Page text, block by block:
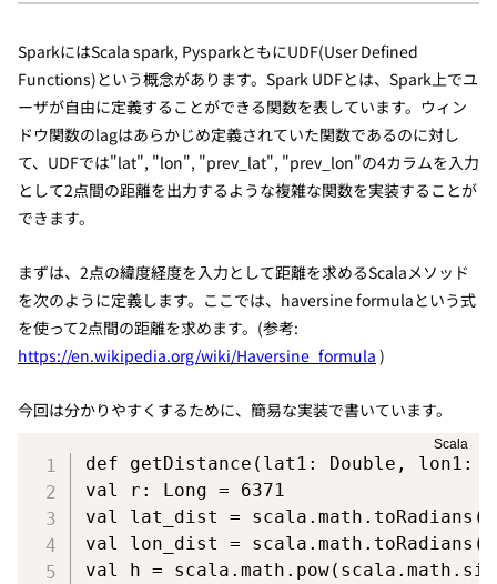
SparkにはScala spark, PysparkともにUDF(User Defined
Functions)という概念があります。Spark UDFとは、 Spark上でユ
ーザが自由に定義することができる関数を表しています。ウィン
ドウ関数のlagはあらかじめ定義されていた関数であるのに対し
て、UDFでは"lat", "lon", "prev_lat", "prev_lon"の4カラムを入力
として2点間の距離を出力するような複雑な関数を実装することが
できます。
まずは、2点の緯度経度を入力として距離を求めるScalaメソッド
を次のように定義します。ここでは、haversine formulaという式
を使って2点間の距離を求めます。(参考:
https://en.wikipedia.org/wiki/Haversine_formula )
今回は分かりやすくするために、簡易な実装で書いています。
def getDistance ( lat1 : Double , lon1 :
val
r : Long =
6371
val
lat_dist = scala . math . toRadians (
val
lon_dist = scala . math . toRadians (
val
h = scala . math . pow( scala . math . sin